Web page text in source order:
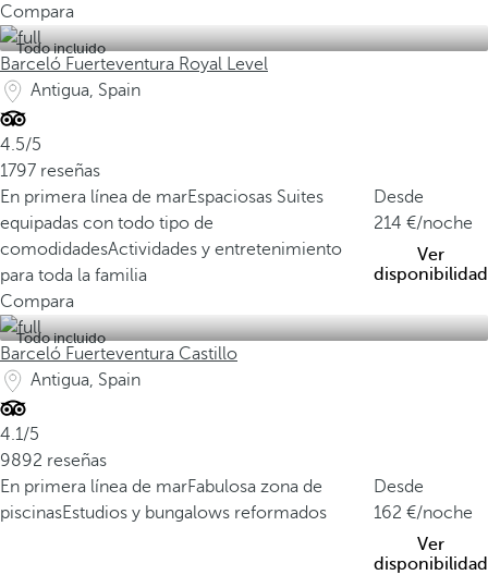
Compara
Todo incluido
Barceló Fuerteventura Royal Level
Antigua, Spain
4.5/5
1797 reseñas
En primera línea de marEspaciosas Suites
equipadas con todo tipo de
comodidadesActividades y entretenimiento
para toda la familia
Desde
214
/noche
Ver
disponibilidad
Compara
Todo incluido
Barceló Fuerteventura Castillo
Antigua, Spain
4.1/5
9892 reseñas
En primera línea de marFabulosa zona de
piscinasEstudios y bungalows reformados
Desde
162
/noche
Ver
disponibilidad